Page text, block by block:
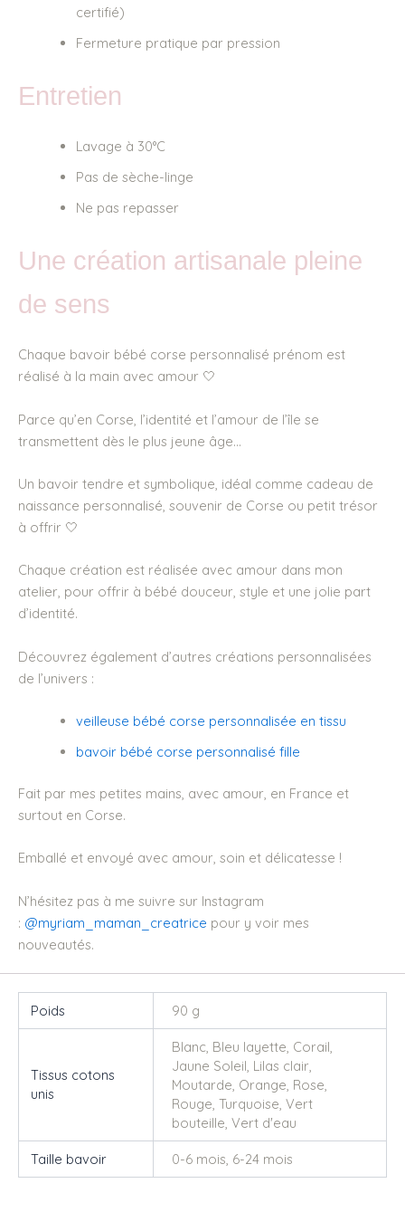
certifié)
Fermeture pratique par pression
Entretien
Lavage à 30°C
Pas de sèche-linge
Ne pas repasser
Une création artisanale pleine
de sens
Chaque bavoir bébé corse personnalisé prénom est
réalisé à la main avec amour 🤍
Parce qu’en Corse, l’identité et l’amour de l’île se
transmettent dès le plus jeune âge…
Un bavoir tendre et symbolique, idéal comme cadeau de
naissance personnalisé, souvenir de Corse ou petit trésor
à offrir 🤍
Chaque création est réalisée avec amour dans mon
atelier, pour offrir à bébé douceur, style et une jolie part
d’identité.
Découvrez également d’autres créations personnalisées
de l’univers :
veilleuse bébé corse personnalisée en tissu
bavoir bébé corse personnalisé fille
Fait par mes petites mains, avec amour, en France et
surtout en Corse.
Emballé et envoyé avec amour, soin et délicatesse !
N’hésitez pas à me suivre sur Instagram
: @myriam_maman_creatrice pour y voir mes
nouveautés.
Poids 90 g
Tissus cotons
unis
Blanc, Bleu layette, Corail,
Jaune Soleil, Lilas clair,
Moutarde, Orange, Rose,
Rouge, Turquoise, Vert
bouteille, Vert d'eau
Taille bavoir 0-6 mois, 6-24 mois